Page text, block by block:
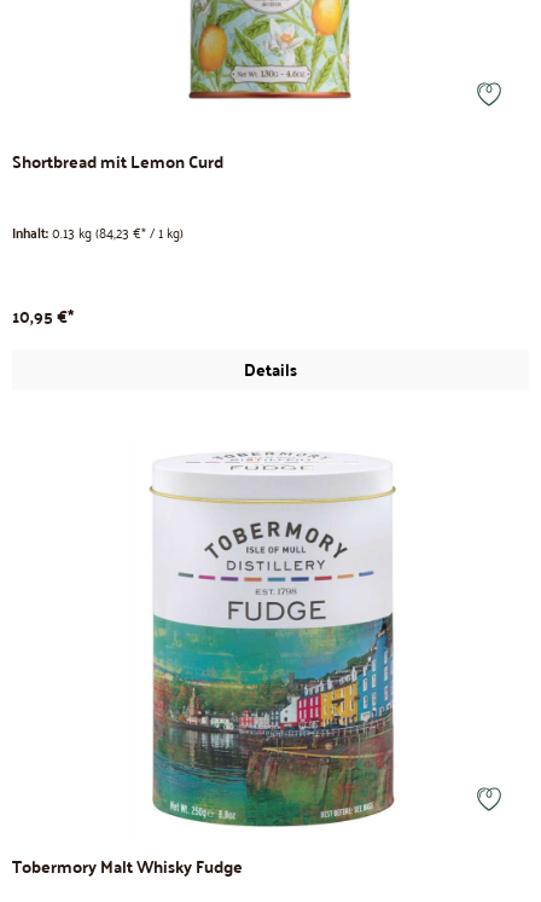
Shortbread mit Lemon Curd
Inhalt:0.13 kg(84,23 €* / 1 kg)
10,95 €*
Details
Tobermory Malt Whisky Fudge